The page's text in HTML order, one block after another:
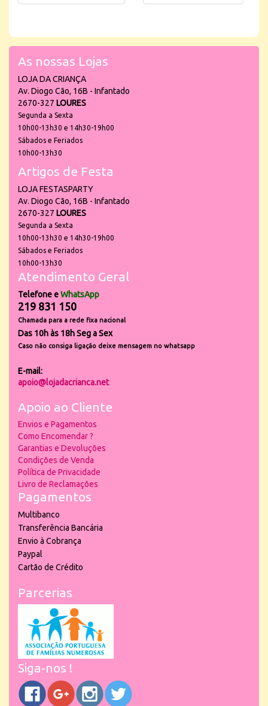
As nossas Lojas
LOJA DA CRIANÇA
Av. Diogo Cão, 16B - Infantado
2670-327 LOURES
Segunda a Sexta
10h00-13h30 e 14h30-19h00
Sábados e Feriados
10h00-13h30
Artigos de Festa
LOJA FESTASPARTY
Av. Diogo Cão, 16B - Infantado
2670-327 LOURES
Segunda a Sexta
10h00-13h30 e 14h30-19h00
Sábados e Feriados
10h00-13h30
Atendimento Geral
Telefone eWhatsApp
219 831 150
Chamada para a rede fixa nacional
Das 10h às 18h Seg a Sex
Caso não consiga ligação deixe mensagem no whatsapp
E-mail:
apoio@lojadacrianca.net
Apoio ao Cliente
Envios e Pagamentos
Como Encomendar ?
Garantias e Devoluções
Condições de Venda
Política de Privacidade
Livro de Reclamações
Pagamentos
Multibanco
Transferência Bancária
Envio à Cobrança
Paypal
Cartão de Crédito
Parcerias
Siga-nos !